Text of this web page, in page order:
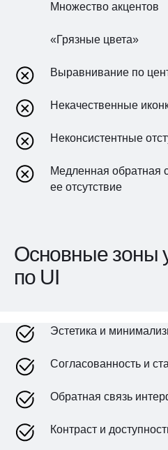
Множество акцентов
«Грязные цвета»
Выравнивание по
Некачественные
Неконсистентные
Медленная обратная
ее отсутствие
Основные зоны
по UI
Эстетика и
Согласованность и
Обратная связь
Контраст и